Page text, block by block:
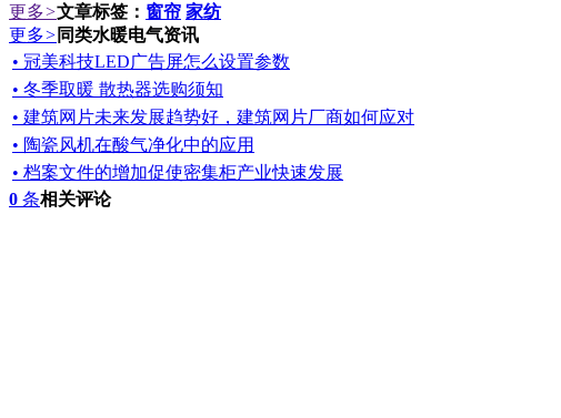
更多>文章标签： 窗帘 家纺
更多> 同类水暖电气资讯
• 冠美科技LED广告屏怎么设置参数
• 冬季取暖 散热器选购须知
• 建筑网片未来发展趋势好，建筑网片厂商如何应对
• 陶瓷风机在酸气净化中的应用
• 档案文件的增加促使密集柜产业快速发展
0 条相关评论